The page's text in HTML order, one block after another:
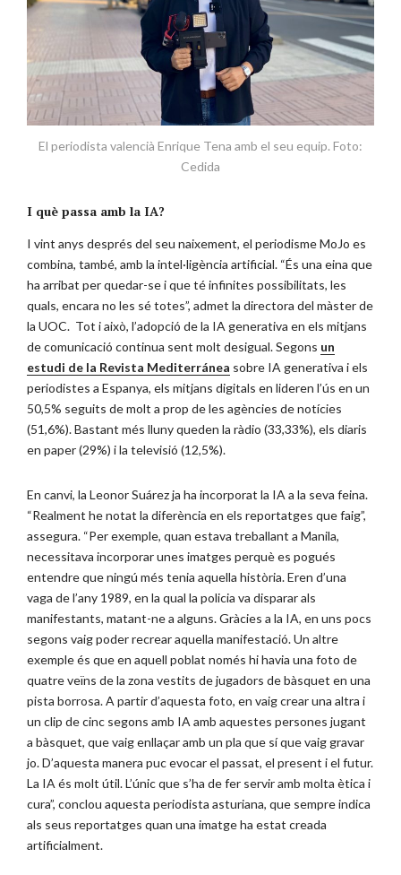
El periodista valencià Enrique Tena amb el seu equip. Foto:
Cedida
I què passa amb la IA?
I vint anys després del seu naixement, el periodisme MoJo es
combina, també, amb la intel·ligència artificial. “És una eina que
ha arribat per quedar-se i que té infinites possibilitats, les
quals, encara no les sé totes”, admet la directora del màster de
la UOC. Tot i això, l’adopció de la IA generativa en els mitjans
de comunicació continua sent molt desigual. Segons un
estudi de la Revista Mediterránea sobre IA generativa i els
periodistes a Espanya, els mitjans digitals en lideren l’ús en un
50,5% seguits de molt a prop de les agències de notícies
(51,6%). Bastant més lluny queden la ràdio (33,33%), els diaris
en paper (29%) i la televisió (12,5%).
En canvi, la Leonor Suárez ja ha incorporat la IA a la seva feina.
“Realment he notat la diferència en els reportatges que faig”,
assegura. “Per exemple, quan estava treballant a Manila,
necessitava incorporar unes imatges perquè es pogués
entendre que ningú més tenia aquella història. Eren d’una
vaga de l’any 1989, en la qual la policia va disparar als
manifestants, matant-ne a alguns. Gràcies a la IA, en uns pocs
segons vaig poder recrear aquella manifestació. Un altre
exemple és que en aquell poblat només hi havia una foto de
quatre veïns de la zona vestits de jugadors de bàsquet en una
pista borrosa. A partir d’aquesta foto, en vaig crear una altra i
un clip de cinc segons amb IA amb aquestes persones jugant
a bàsquet, que vaig enllaçar amb un pla que sí que vaig gravar
jo. D’aquesta manera puc evocar el passat, el present i el futur.
La IA és molt útil. L’únic que s’ha de fer servir amb molta ètica i
cura”, conclou aquesta periodista asturiana, que sempre indica
als seus reportatges quan una imatge ha estat creada
artificialment.